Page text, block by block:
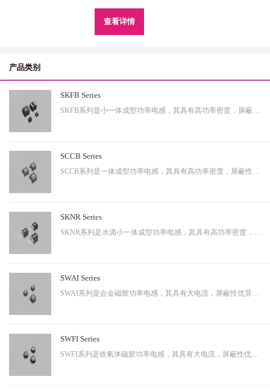
查看详情
产品类别
SKFB Series
SKFB系列是小一体成型功率电感，其具有高功率密度，屏蔽性出色等特性，适用于中大功率。
SCCB Series
SCCB系列是一体成型功率电感，其具有高功率密度，屏蔽性出色等特性，适用于中大功率。
SKNR Series
SKNR系列是水滴小一体成型功率电感，其具有高功率密度，屏蔽性出色等特性，适用于中大功率。
SWAI Series
SWAI系列是合金磁胶功率电感，其具有大电流，屏蔽性优异等特性，应用广泛。
SWFI Series
SWFI系列是铁氧体磁胶功率电感，其具有大电流，屏蔽性优异，性价比高等特性，应用广泛。